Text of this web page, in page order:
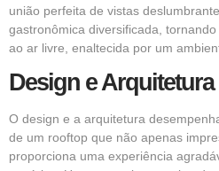
união perfeita de vistas
gastronômica diversificada,
ao ar livre, enaltecida por um
Design e
O design e a arquitetura
de um rooftop que não apenas
proporciona uma experiência